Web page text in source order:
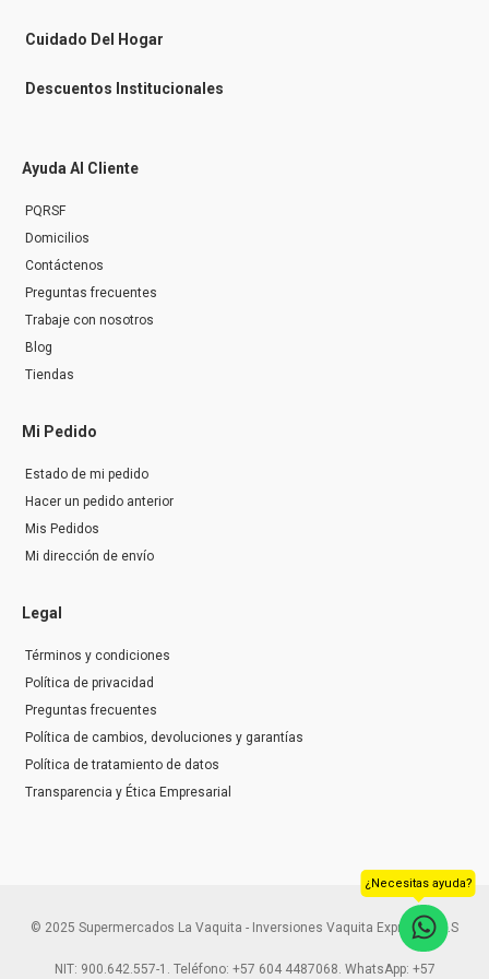
r
Cuidado Del Hogar
Descuentos Institucionales
Ayuda Al Cliente
PQRSF
Domicilios
Contáctenos
Preguntas frecuentes
Trabaje con nosotros
Blog
Tiendas
Mi Pedido
Estado de mi pedido
Hacer un pedido anterior
Mis Pedidos
Mi dirección de envío
Legal
Términos y condiciones
Política de privacidad
Preguntas frecuentes
Política de cambios, devoluciones y garantías
Política de tratamiento de datos
Transparencia y Ética Empresarial
© 2025 Supermercados La Vaquita - Inversiones Vaquita Express S.A.S
NIT: 900.642.557-1. Teléfono: +57 604 4487068. WhatsApp: +57
¿Necesitas ayuda?